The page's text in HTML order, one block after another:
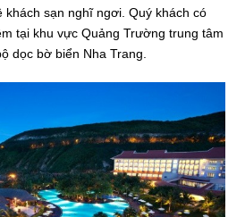
khách sạn nghĩ ngơi. Quý khách có
tại khu vực Quảng Trường trung tâm
dọc bờ biển Nha Trang.